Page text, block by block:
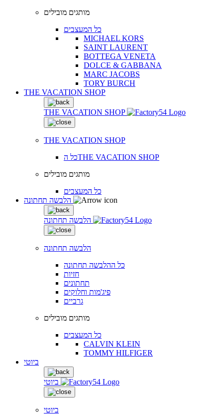
מותגים מובילים
כל המעצבים
MICHAEL KORS
SAINT LAURENT
BOTTEGA VENETA
DOLCE & GABBANA
MARC JACOBS
TORY BURCH
THE VACATION SHOP
THE VACATION SHOP
THE VACATION SHOP
כל הTHE VACATION SHOP
מותגים מובילים
כל המעצבים
הלבשה תחתונה
הלבשה תחתונה
כל ההלבשה תחתונה
חזיות
תחתונים
פיג'מות וחלוקים
גרביים
מותגים מובילים
כל המעצבים
CALVIN KLEIN
TOMMY HILFIGER
ביוטי
ביוטי
ביוטי